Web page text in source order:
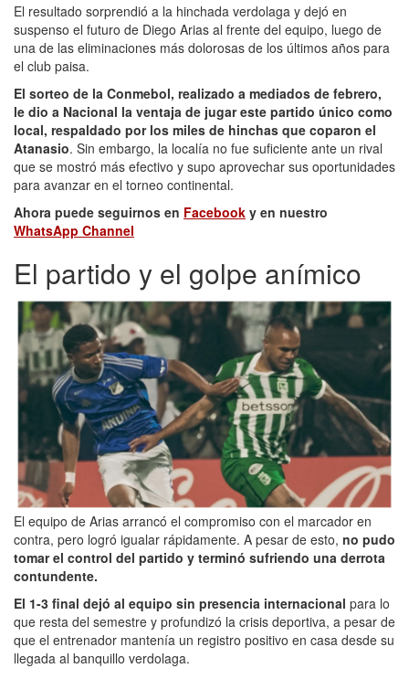
El resultado sorprendió a la hinchada verdolaga y dejó en
suspenso el futuro de Diego Arias al frente del equipo, luego de
una de las eliminaciones más dolorosas de los últimos años para
el club paisa.
El sorteo de la Conmebol, realizado a mediados de febrero,
le dio a Nacional la ventaja de jugar este partido único como
local, respaldado por los miles de hinchas que coparon el
Atanasio. Sin embargo, la localía no fue suficiente ante un rival
que se mostró más efectivo y supo aprovechar sus oportunidades
para avanzar en el torneo continental.
Ahora puede seguirnos en Facebook y en nuestro
WhatsApp Channel
El partido y el golpe anímico
El equipo de Arias arrancó el compromiso con el marcador en
contra, pero logró igualar rápidamente. A pesar de esto, no pudo
tomar el control del partido y terminó sufriendo una derrota
contundente.
El 1-3 final dejó al equipo sin presencia internacional para lo
que resta del semestre y profundizó la crisis deportiva, a pesar de
que el entrenador mantenía un registro positivo en casa desde su
llegada al banquillo verdolaga.